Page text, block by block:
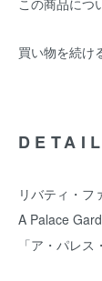
この商品につ
買い物を続け
DETAIL
リバティ・フ
A Palace
「ア・パレス